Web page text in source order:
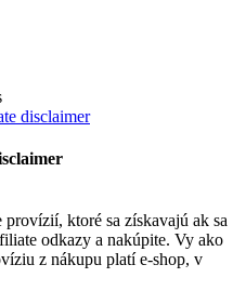
disclaimer
provízií, ktoré sa získavajú ak sa
odkazy a nakúpite. Vy ako
z nákupu platí e-shop, v